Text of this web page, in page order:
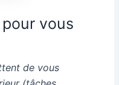
vous
de vous